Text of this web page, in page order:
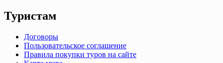
Туристам
Договоры
Пользовательское соглашение
Правила покупки туров на сайте